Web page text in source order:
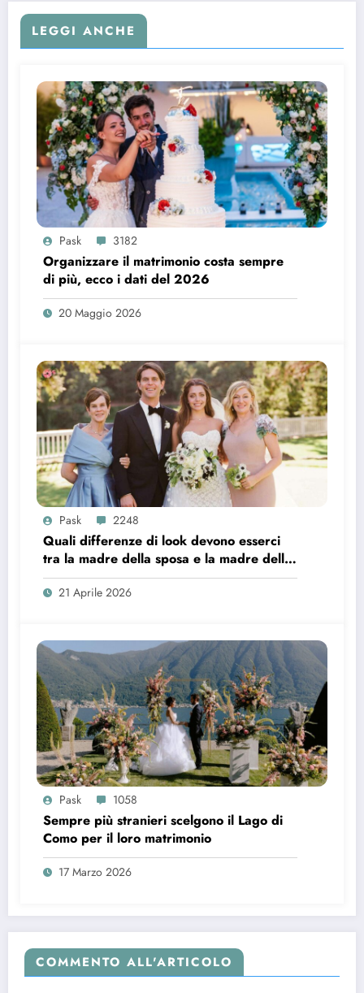
LEGGI ANCHE
Pask 3182
Organizzare il matrimonio costa sempre
di più, ecco i dati del 2026
20 Maggio 2026
Pask 2248
Quali differenze di look devono esserci
tra la madre della sposa e la madre dello
sposo?
21 Aprile 2026
Pask 1058
Sempre più stranieri scelgono il Lago di
Como per il loro matrimonio
17 Marzo 2026
COMMENTO ALL'ARTICOLO